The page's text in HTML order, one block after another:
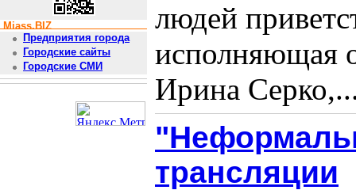
Miass.BIZ
Предприятия города
Городские сайты
Городские СМИ
людей
исполняющая
Ирина
трансляции